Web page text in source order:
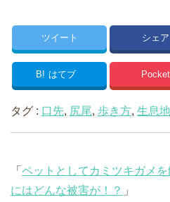
ツイート シェア
B! はてブ Pocket
タグ : 口先, 尻尾, 歩き方, 生息地
「 ペットとしてカミツキガメ
にはどんな被害が！？ 」